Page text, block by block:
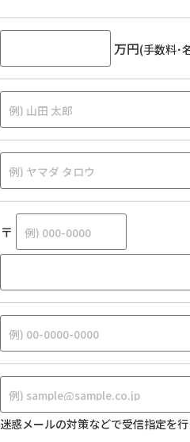
万円(手数料･
〒
迷惑メールの対策などで受信指定を